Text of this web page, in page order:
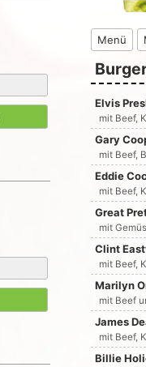
Menü
Elvis
mit Beef,
Gary
mit Beef,
Eddie
mit Beef,
Great
mit
Clint
mit Beef,
Marilyn
mit Beef
James
mit Beef,
Billie